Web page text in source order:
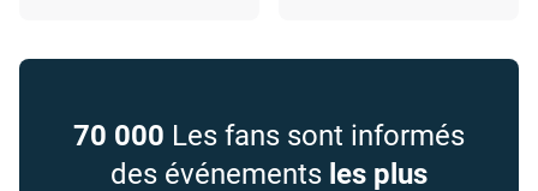
70 000 Les fans sont informés
des événements les plus